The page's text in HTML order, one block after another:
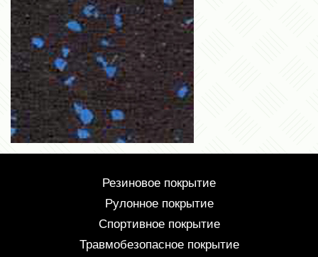
Резиновое покрытие
Рулонное покрытие
Спортивное покрытие
Травмобезопасное покрытие